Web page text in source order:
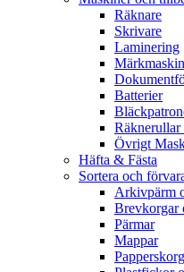
Räknare
Skrivare
Laminering
Batterier
Övrigt
Häfta & Fästa
Sortera och
Arkivpärm
Brevkorgar
Pärmar
Mappar